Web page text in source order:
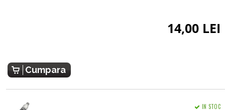
14,00 LEI
Cumpara
IN STOC